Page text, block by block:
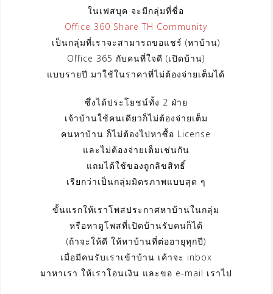
ในเฟสบุค จะมีกลุ่มที่ชื่อ
Office 360 Share TH Community
เป็นกลุ่มที่เราจะสามารถขอแชร์ (หาบ้าน)
Office 365 กับคนที่ใจดี (เปิดบ้าน)
แบบรายปี มาใช้ในราคาที่ไม่ต้องจ่ายเต็มได้
ซึ่งได้ประโยชน์ทั้ง 2 ฝ่าย
เจ้าบ้านใช้คนเดียวก็ไม่ต้องจ่ายเต็ม
คนหาบ้าน ก็ไม่ต้องไปหาซื้อ License
และไม่ต้องจ่ายเต็มเช่นกัน
แถมได้ใช้ของถูกลิขสิทธิ์
เรียกว่าเป็นกลุ่มมิตรภาพแบบสุด ๆ
ขั้นแรกให้เราโพสประกาศหาบ้านในกลุ่ม
หรือหาดูโพสที่เปิดบ้านรับคนก็ได้
(ถ้าจะให้ดี ให้หาบ้านที่ต่ออายุทุกปี)
เมื่อมีคนรับเราเข้าบ้าน เค้าจะ inbox
มาหาเรา ให้เราโอนเงิน และขอ e-mail เราไป